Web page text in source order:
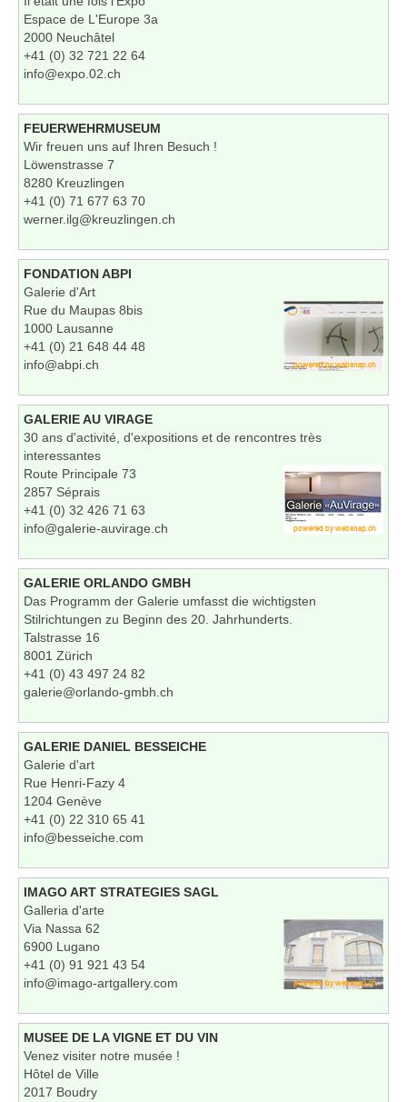
Espace de L'Europe 3a
2000 Neuchâtel
+41 (0) 32 721 22 64
info@expo.02.ch
FEUERWEHRMUSEUM
Wir freuen uns auf Ihren Besuch !
Löwenstrasse 7
8280 Kreuzlingen
+41 (0) 71 677 63 70
werner.ilg@kreuzlingen.ch
FONDATION ABPI
Galerie d'Art
Rue du Maupas 8bis
1000 Lausanne
+41 (0) 21 648 44 48
info@abpi.ch
GALERIE AU VIRAGE
30 ans d'activité, d'expositions et de rencontres très
interessantes
Route Principale 73
2857 Séprais
+41 (0) 32 426 71 63
info@galerie-auvirage.ch
GALERIE ORLANDO GMBH
Das Programm der Galerie umfasst die wichtigsten
Stilrichtungen zu Beginn des 20. Jahrhunderts.
Talstrasse 16
8001 Zürich
+41 (0) 43 497 24 82
galerie@orlando-gmbh.ch
GALERIE DANIEL BESSEICHE
Galerie d'art
Rue Henri-Fazy 4
1204 Genève
+41 (0) 22 310 65 41
info@besseiche.com
IMAGO ART STRATEGIES SAGL
Galleria d'arte
Via Nassa 62
6900 Lugano
+41 (0) 91 921 43 54
info@imago-artgallery.com
MUSEE DE LA VIGNE ET DU VIN
Venez visiter notre musée !
Hôtel de Ville
2017 Boudry